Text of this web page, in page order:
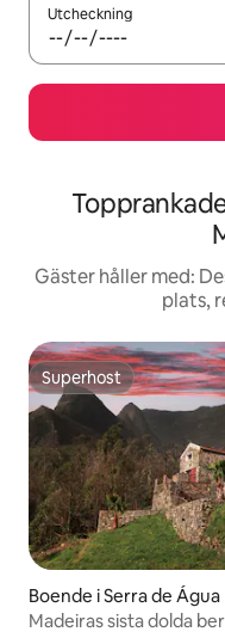
Utcheckning
Gäster håller med:
plats,
Superhost
Superhost
Boende i Serra de Água
Madeiras sista dolda